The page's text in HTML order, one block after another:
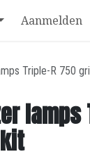
Aanmelden
Triple-R 750
lamps